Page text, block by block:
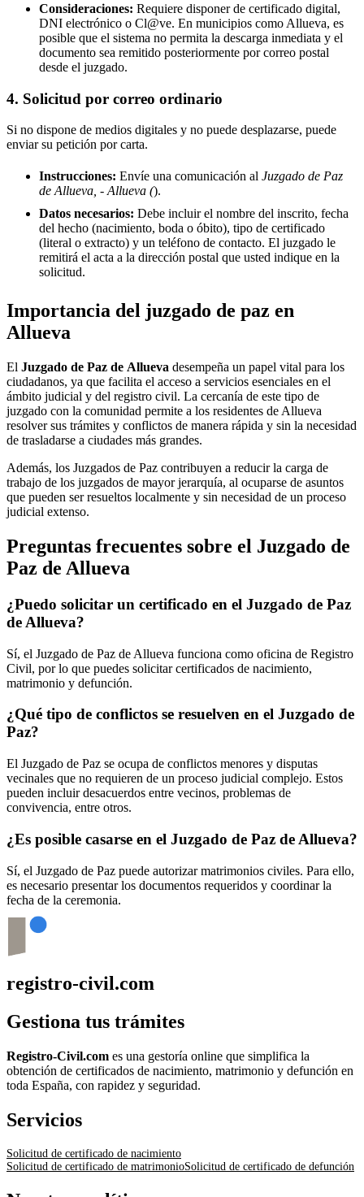
Consideraciones: Requiere disponer de certificado digital,
DNI electrónico o Cl@ve. En municipios como Allueva, es
posible que el sistema no permita la descarga inmediata y el
documento sea remitido posteriormente por correo postal
desde el juzgado.
4. Solicitud por correo ordinario
Si no dispone de medios digitales y no puede desplazarse, puede
enviar su petición por carta.
Instrucciones: Envíe una comunicación al Juzgado de Paz
de Allueva, - Allueva ().
Datos necesarios: Debe incluir el nombre del inscrito, fecha
del hecho (nacimiento, boda o óbito), tipo de certificado
(literal o extracto) y un teléfono de contacto. El juzgado le
remitirá el acta a la dirección postal que usted indique en la
solicitud.
Importancia del juzgado de paz en
Allueva
El Juzgado de Paz de Allueva desempeña un papel vital para los
ciudadanos, ya que facilita el acceso a servicios esenciales en el
ámbito judicial y del registro civil. La cercanía de este tipo de
juzgado con la comunidad permite a los residentes de Allueva
resolver sus trámites y conflictos de manera rápida y sin la necesidad
de trasladarse a ciudades más grandes.
Además, los Juzgados de Paz contribuyen a reducir la carga de
trabajo de los juzgados de mayor jerarquía, al ocuparse de asuntos
que pueden ser resueltos localmente y sin necesidad de un proceso
judicial extenso.
Preguntas frecuentes sobre el Juzgado de
Paz de Allueva
¿Puedo solicitar un certificado en el Juzgado de Paz
de Allueva?
Sí, el Juzgado de Paz de Allueva funciona como oficina de Registro
Civil, por lo que puedes solicitar certificados de nacimiento,
matrimonio y defunción.
¿Qué tipo de conflictos se resuelven en el Juzgado de
Paz?
El Juzgado de Paz se ocupa de conflictos menores y disputas
vecinales que no requieren de un proceso judicial complejo. Estos
pueden incluir desacuerdos entre vecinos, problemas de
convivencia, entre otros.
¿Es posible casarse en el Juzgado de Paz de Allueva?
Sí, el Juzgado de Paz puede autorizar matrimonios civiles. Para ello,
es necesario presentar los documentos requeridos y coordinar la
fecha de la ceremonia.
registro-civil.com
Gestiona tus trámites
Registro-Civil.com es una gestoría online que simplifica la
obtención de certificados de nacimiento, matrimonio y defunción en
toda España, con rapidez y seguridad.
Servicios
Solicitud de certificado de nacimiento
Solicitud de certificado de matrimonioSolicitud de certificado de defunción